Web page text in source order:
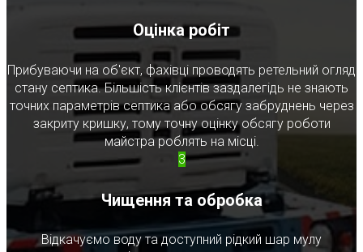
Оцінка робіт
Прибуваючи на об'єкт, фахівці проводять ретельний огляд
стану септика. Більшість клієнтів заздалегідь не знають
точних параметрів септика або обсягу забруднень через
закриту кришку, тому точну оцінку обсягу роботи
майстра роблять на місці.
3
Чищення та обробка
Відкачуємо воду та доступний рідкий шар мулу